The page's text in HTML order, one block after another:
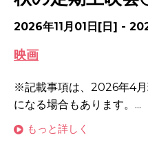
2026年11月01日[日] -
映画
※記載事項は、2026年4
になる場合もあります。...
もっと詳しく